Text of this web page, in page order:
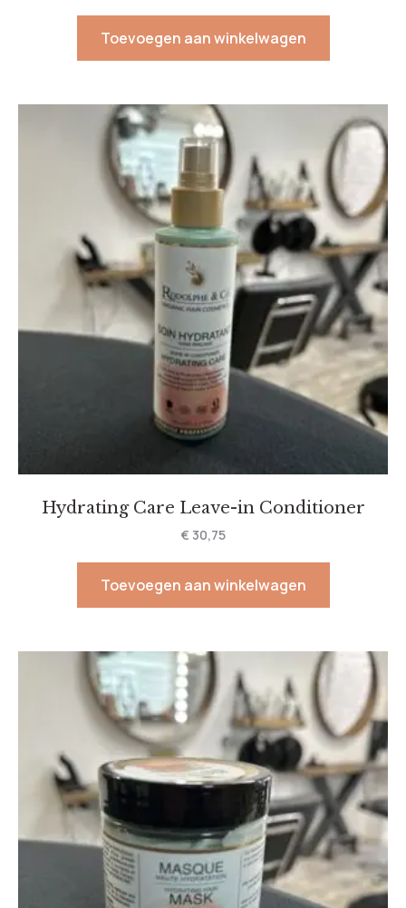
Toevoegen aan winkelwagen
Hydrating Care Leave-in Conditioner
€ 30,75
Toevoegen aan winkelwagen